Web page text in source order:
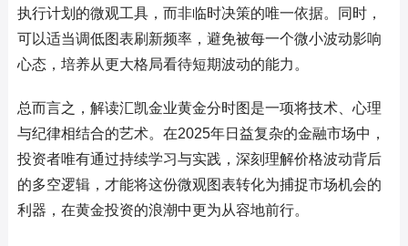
执行计划的微观工具，而非临时决策的唯一依据。同时，
可以适当调低图表刷新频率，避免被每一个微小波动影响
心态，培养从更大格局看待短期波动的能力。
总而言之，解读汇凯金业黄金分时图是一项将技术、心理
与纪律相结合的艺术。在2025年日益复杂的金融市场中，
投资者唯有通过持续学习与实践，深刻理解价格波动背后
的多空逻辑，才能将这份微观图表转化为捕捉市场机会的
利器，在黄金投资的浪潮中更为从容地前行。